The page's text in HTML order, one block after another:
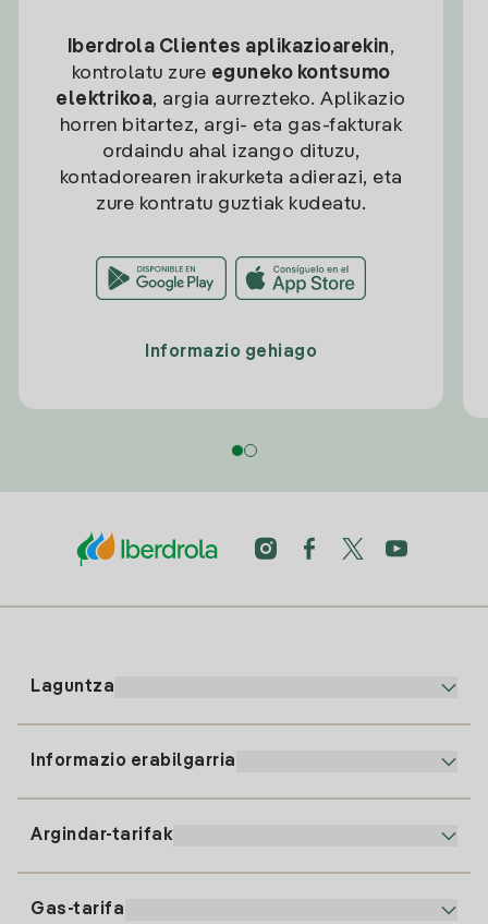
Iberdrola Clientes aplikazioarekin,
kontrolatu zure eguneko kontsumo
elektrikoa, argia aurrezteko. Aplikazio
horren bitartez, argi- eta gas-fakturak
ordaindu ahal izango dituzu,
kontadorearen irakurketa adierazi, eta
zure kontratu guztiak kudeatu.
Informazio gehiago
Laguntza
91 919 52 73
Informazio erabilgarria
Argindar-tarifak
Gas-tarifa